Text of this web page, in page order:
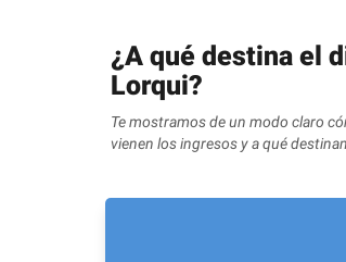
¿A qué destina el
Lorqui?
Te mostramos de un modo claro
vienen los ingresos y a qué